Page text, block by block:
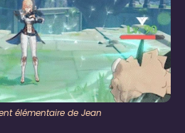
élémentaire de Jean